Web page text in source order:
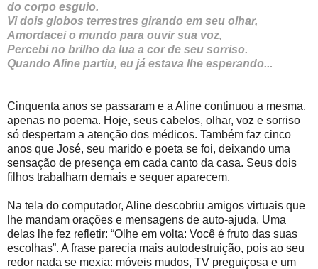
do corpo esguio.
Vi dois globos terrestres girando em seu olhar,
Amordacei o mundo para ouvir sua voz,
Percebi no brilho da lua a cor de seu sorriso.
Quando Aline partiu, eu já estava lhe esperando...
Cinquenta anos se passaram e a Aline continuou a mesma,
apenas no poema. Hoje, seus cabelos, olhar, voz e sorriso
só despertam a atenção dos médicos. Também faz cinco
anos que José, seu marido e poeta se foi, deixando uma
sensação de presença em cada canto da casa. Seus dois
filhos trabalham demais e sequer aparecem.
Na tela do computador, Aline descobriu amigos virtuais que
lhe mandam orações e mensagens de auto-ajuda. Uma
delas lhe fez refletir: “Olhe em volta: Você é fruto das suas
escolhas”. A frase parecia mais autodestruição, pois ao seu
redor nada se mexia: móveis mudos, TV preguiçosa e um